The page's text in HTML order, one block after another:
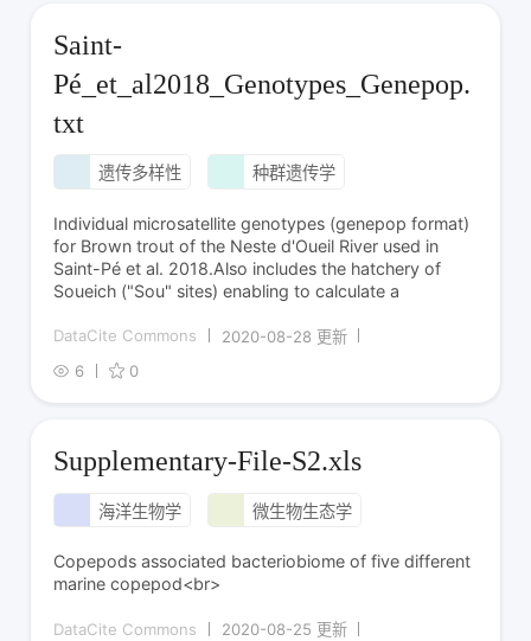
Saint-
Pé_et_al2018_Genotypes_Genepop.
txt
遗传多样性 种群遗传学
Individual microsatellite genotypes (genepop format)
for Brown trout of the Neste d'Oueil River used in
Saint-Pé et al. 2018.Also includes the hatchery of
Soueich ("Sou" sites) enabling to calculate a
DataCite Commons
2020-08-28 更新
6
0
Supplementary-File-S2.xls
海洋生物学 微生物生态学
Copepods associated bacteriobiome of five different
marine copepod<br>
DataCite Commons
2020-08-25 更新